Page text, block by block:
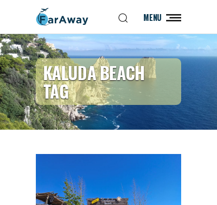
MENU
KALUDA BEACH
TAG